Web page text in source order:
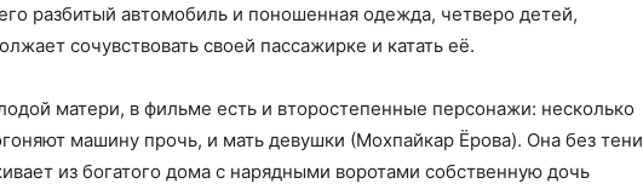
разбитый автомобиль и поношенная одежда, четверо детей,
сочувствовать своей пассажирке и катать её.
матери, в фильме есть и второстепенные персонажи: несколько
машину прочь, и мать девушки (Мохпайкар Ёрова). Она без тени
из богатого дома с нарядными воротами собственную дочь